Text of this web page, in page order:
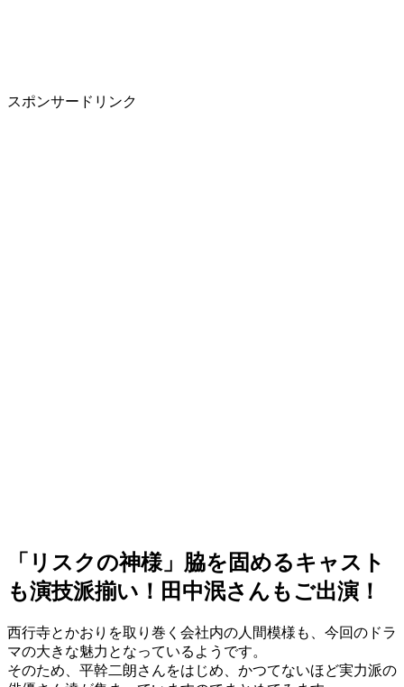
スポンサードリンク
「リスクの神様」脇を固めるキャスト
も演技派揃い！田中泯さんもご出演！
西行寺とかおりを取り巻く会社内の人間模様も、今回のドラ
マの大きな魅力となっているようです。
そのため、平幹二朗さんをはじめ、かつてないほど実力派の